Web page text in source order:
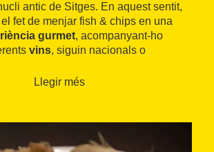
antic de Sitges. En aquest sentit,
fet de menjar fish & chips en una
gurmet, acompanyant-ho
vins, siguin nacionals o
i les seves altres propostes (sobretot
de qualitat i utilitzant oliva
Llegir més